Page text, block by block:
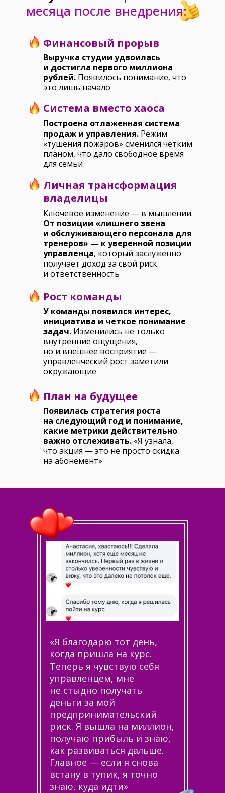
месяца после внедрения:
Появилась стратегия роста
на следующий год и понимание,
какие метрики действительно
важно отслеживать. «Я узнала,
что акция — это не просто скидка
на абонемент»
У команды появился интерес,
инициатива и четкое понимание
задач. Изменились не только
внутренние ощущения,
но и внешнее восприятие —
управленческий рост заметили
окружающие
План на будущее
Личная трансформация
владелицы
Ключевое изменение — в мышлении.
От позиции «лишнего звена
и обслуживающего персонала для
тренеров» — к уверенной позиции
управленца, который заслуженно
получает доход за свой риск
и ответственность
Рост команды
Построена отлаженная система
продаж и управления. Режим
«тушения пожаров» сменился четким
планом, что дало свободное время
для семьи
Система вместо хаоса
Выручка студии удвоилась
и достигла первого миллиона
рублей. Появилось понимание, что
это лишь начало
Финансовый прорыв
«Я благодарю тот день,
когда пришла на курс.
Теперь я чувствую себя
управленцем, мне
не стыдно получать
деньги за мой
предпринимательский
риск. Я вышла на миллион,
получаю прибыль и знаю,
как развиваться дальше.
Главное — если я снова
встану в тупик, я точно
знаю, куда идти»